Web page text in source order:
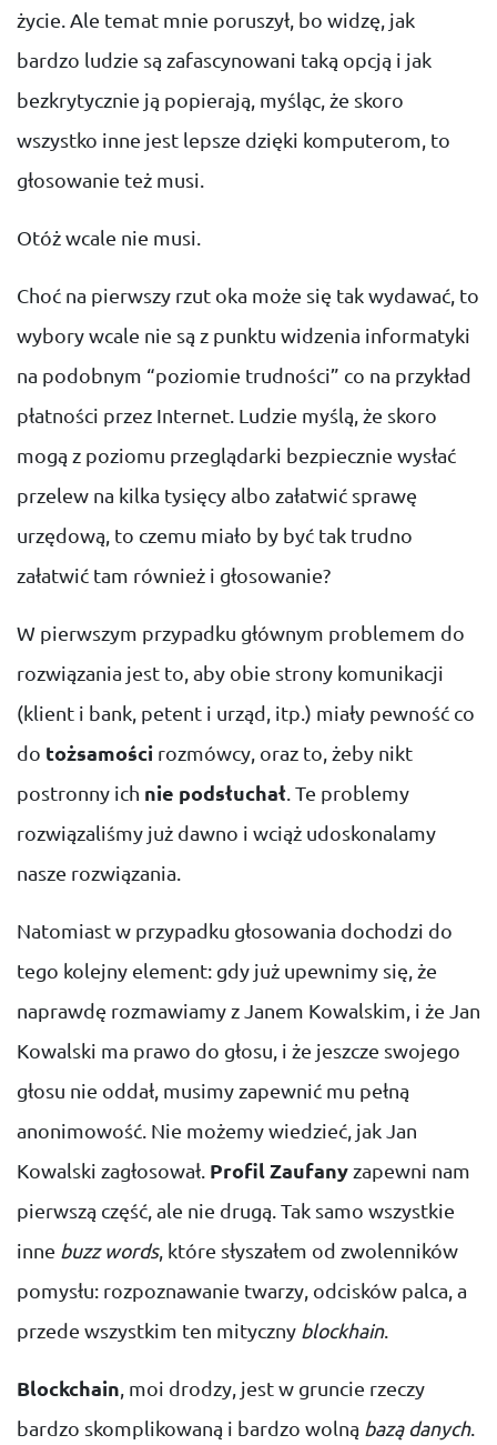
życie. Ale temat mnie poruszył, bo widzę, jak
bardzo ludzie są zafascynowani taką opcją i jak
bezkrytycznie ją popierają, myśląc, że skoro
wszystko inne jest lepsze dzięki komputerom, to
głosowanie też musi.
Otóż wcale nie musi.
Choć na pierwszy rzut oka może się tak wydawać, to
wybory wcale nie są z punktu widzenia informatyki
na podobnym “poziomie trudności” co na przykład
płatności przez Internet. Ludzie myślą, że skoro
mogą z poziomu przeglądarki bezpiecznie wysłać
przelew na kilka tysięcy albo załatwić sprawę
urzędową, to czemu miało by być tak trudno
załatwić tam również i głosowanie?
W pierwszym przypadku głównym problemem do
rozwiązania jest to, aby obie strony komunikacji
(klient i bank, petent i urząd, itp.) miały pewność co
do tożsamości rozmówcy, oraz to, żeby nikt
postronny ich nie podsłuchał. Te problemy
rozwiązaliśmy już dawno i wciąż udoskonalamy
nasze rozwiązania.
Natomiast w przypadku głosowania dochodzi do
tego kolejny element: gdy już upewnimy się, że
naprawdę rozmawiamy z Janem Kowalskim, i że Jan
Kowalski ma prawo do głosu, i że jeszcze swojego
głosu nie oddał, musimy zapewnić mu pełną
anonimowość. Nie możemy wiedzieć, jak Jan
Kowalski zagłosował. Profil Zaufany zapewni nam
pierwszą część, ale nie drugą. Tak samo wszystkie
inne buzz words, które słyszałem od zwolenników
pomysłu: rozpoznawanie twarzy, odcisków palca, a
przede wszystkim ten mityczny blockhain.
Blockchain, moi drodzy, jest w gruncie rzeczy
bardzo skomplikowaną i bardzo wolną bazą danych.